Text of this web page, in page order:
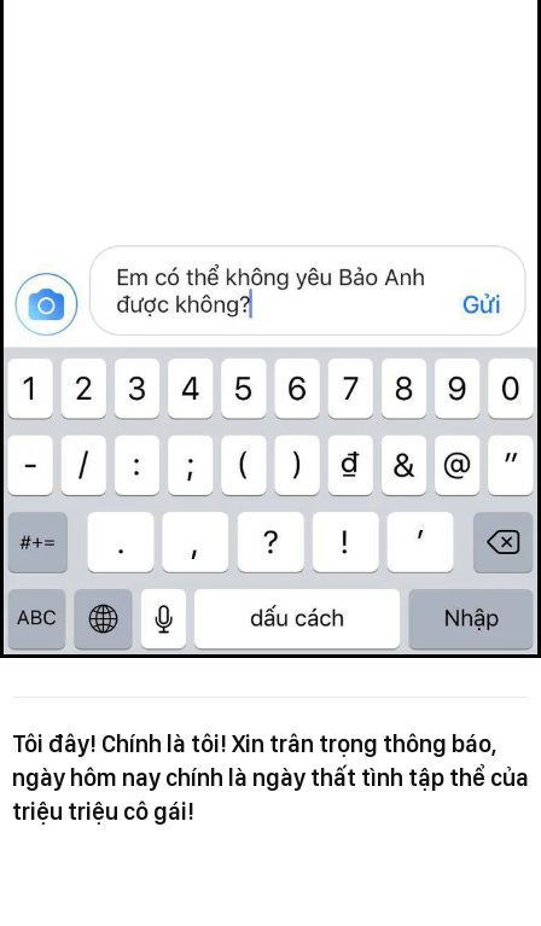
Tôi đây! Chính là tôi! Xin trân trọng thông báo,
ngày hôm nay chính là ngày thất tình tập thể của
triệu triệu cô gái!